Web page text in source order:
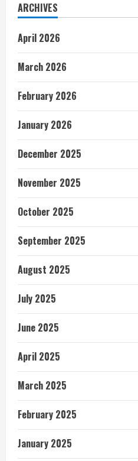
ARCHIVES
April 2026
March 2026
February 2026
January 2026
December 2025
November 2025
October 2025
September 2025
August 2025
July 2025
June 2025
April 2025
March 2025
February 2025
January 2025